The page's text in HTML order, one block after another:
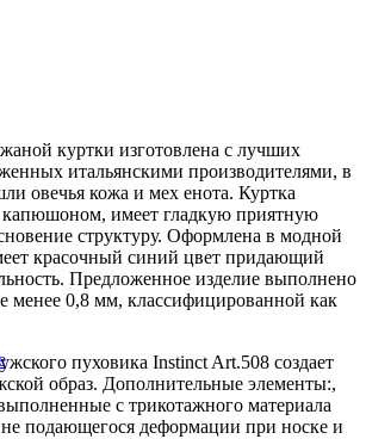
куртки изготовлена с лучших
итальянскими производителями, в
овечья кожа и мех енота. Куртка
имеет гладкую приятную
структуру. Оформлена в модной
красочный синий цвет придающий
Предложенное изделие выполнено
менее 0,8 мм, классифицированной как
пуховика Instinct Art.508 создает
образ. Дополнительные элементы:,
с трикотажного материала
не подающегося деформации при носке и